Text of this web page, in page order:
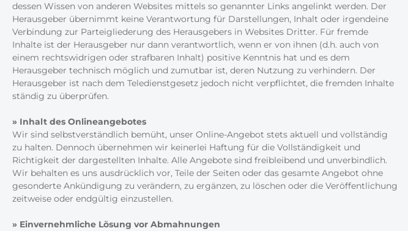
dessen Wissen von anderen Websites mittels so genannter Links angelinkt werden. Der
Herausgeber übernimmt keine Verantwortung für Darstellungen, Inhalt oder irgendeine
Verbindung zur Parteigliederung des Herausgebers in Websites Dritter. Für fremde
Inhalte ist der Herausgeber nur dann verantwortlich, wenn er von ihnen (d.h. auch von
einem rechtswidrigen oder strafbaren Inhalt) positive Kenntnis hat und es dem
Herausgeber technisch möglich und zumutbar ist, deren Nutzung zu verhindern. Der
Herausgeber ist nach dem Teledienstgesetz jedoch nicht verpflichtet, die fremden Inhalte
ständig zu überprüfen.
» Inhalt des Onlineangebotes
Wir sind selbstverständlich bemüht, unser Online-Angebot stets aktuell und vollständig
zu halten. Dennoch übernehmen wir keinerlei Haftung für die Vollständigkeit und
Richtigkeit der dargestellten Inhalte. Alle Angebote sind freibleibend und unverbindlich.
Wir behalten es uns ausdrücklich vor, Teile der Seiten oder das gesamte Angebot ohne
gesonderte Ankündigung zu verändern, zu ergänzen, zu löschen oder die Veröffentlichung
zeitweise oder endgültig einzustellen.
» Einvernehmliche Lösung vor Abmahnungen